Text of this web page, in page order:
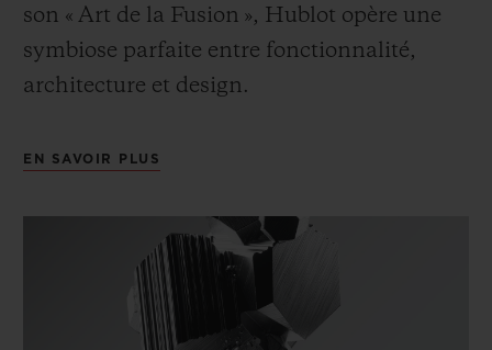
son « Art de la Fusion », Hublot opère une
symbiose parfaite entre fonctionnalité,
architecture et design.
EN SAVOIR PLUS